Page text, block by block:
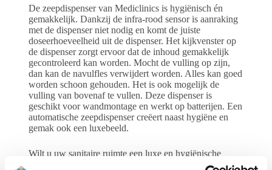
De zeepdispenser van Mediclinics is hygiënisch én
gemakkelijk. Dankzij de infra-rood sensor is aanraking
met de dispenser niet nodig en komt de juiste
doseerhoeveelheid uit de dispenser. Het kijkvenster op
de dispenser zorgt ervoor dat de inhoud gemakkelijk
gecontroleerd kan worden. Mocht de vulling op zijn,
dan kan de navulfles verwijdert worden. Alles kan goed
worden schoon gehouden. Het is ook mogelijk de
vulling van bovenaf te vullen. Deze dispenser is
geschikt voor wandmontage en werkt op batterijen. Een
automatische zeepdispenser creëert naast hygiëne en
gemak ook een luxebeeld.
Wilt u uw sanitaire ruimte een luxe en hygiënische
uitstraling geven? Vraag dan een offerte aan voor de